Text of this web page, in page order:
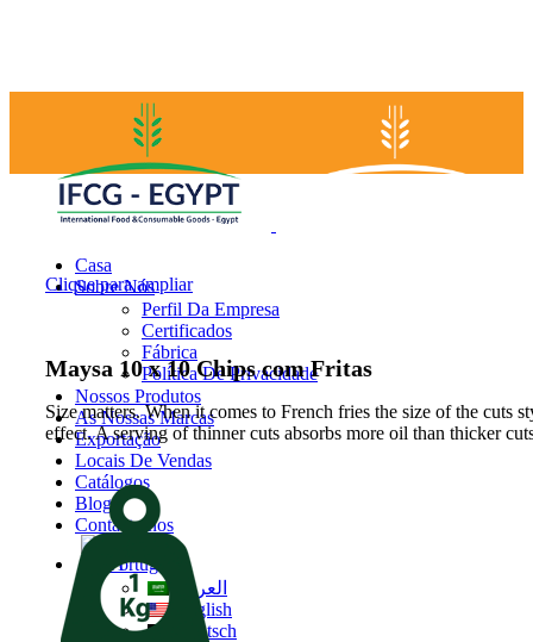
Casa
Sobre Nós
Perfil Da Empresa
Certificados
Fábrica
Política De Privacidade
Nossos Produtos
As Nossas Marcas
Exportação
Locais De Vendas
Catálogos
Blogs
Contacte-nos
Português
العربية
English
Deutsch
Clique para ampliar
Maysa 10 x 10 Chips com Fritas
Size matters. When it comes to French fries the size of the cuts
effect. A serving of thinner cuts absorbs more oil than thicker